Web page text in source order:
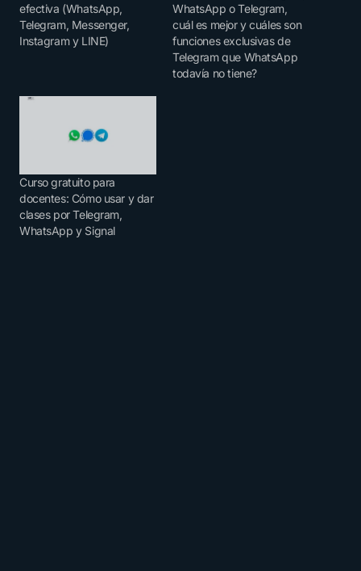
efectiva (WhatsApp,
Telegram, Messenger,
Instagram y LINE)
WhatsApp o Telegram,
cuál es mejor y cuáles son
funciones exclusivas de
Telegram que WhatsApp
todavía no tiene?
Curso gratuito para
docentes: Cómo usar y dar
clases por Telegram,
WhatsApp y Signal